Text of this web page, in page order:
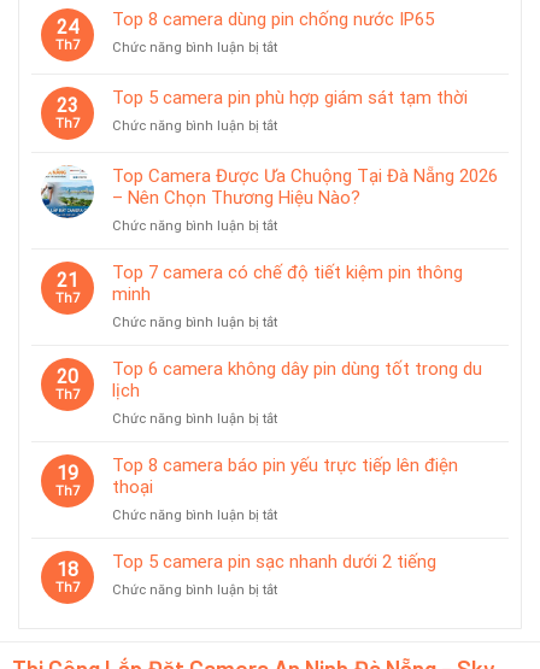
vàng
giá
từ
tiện
6
camera
có
sạc
24
Th7
Top 8 camera dùng pin chống nước IP65
Chức năng bình luận bị tắtở
8
camera
dùng
chống
nước
IP65
23
Th7
Top 5 camera pin phù hợp giám sát tạm thời
Chức năng bình luận bị tắtở
5
camera
pin
phù
giám
thời
Top Camera Được Ưa Chuộng Tại Đà Nẵng 2026
– Nên Chọn Thương Hiệu Nào?
Chức năng bình luận bị tắtở
Camera
Được
Chuộng
Đà
Chọn
Hiệu
21
Th7
Top 7 camera có chế độ tiết kiệm pin thông
minh
Chức năng bình luận bị tắtở
camera
chế
tiết
20
Th7
Top 6 camera không dây pin dùng tốt trong du
lịch
Chức năng bình luận bị tắtở
6
camera
dây
dùng
19
Th7
Top 8 camera báo pin yếu trực tiếp lên điện
thoại
Chức năng bình luận bị tắtở
8
báo
trực
18
Th7
Top 5 camera pin sạc nhanh dưới 2 tiếng
Chức năng bình luận bị tắtở